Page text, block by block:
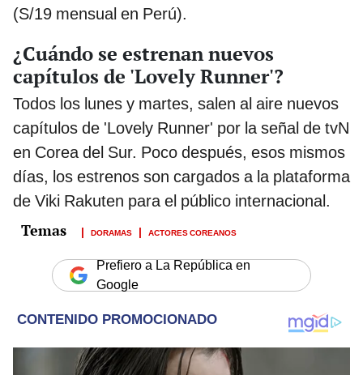
(S/19 mensual en Perú).
¿Cuándo se estrenan nuevos
capítulos de 'Lovely Runner'?
Todos los lunes y martes, salen al aire nuevos
capítulos de 'Lovely Runner' por la señal de tvN
en Corea del Sur. Poco después, esos mismos
días, los estrenos son cargados a la plataforma
de Viki Rakuten para el público internacional.
DORAMAS ACTORES COREANOS
Prefiero a La República en
Google